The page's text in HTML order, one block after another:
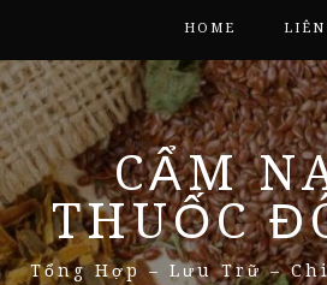
HOME LIÊN
CẨM
THUỐC
Tổng Hợp – Lưu Trữ –